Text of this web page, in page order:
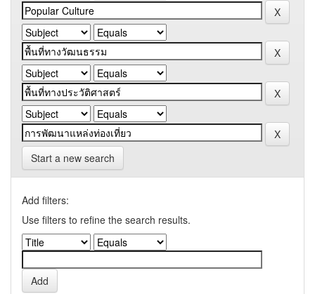
Start a new search
Add filters:
Use filters to refine the search results.